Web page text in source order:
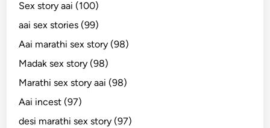
Sex story aai (100)
aai sex stories (99)
Aai marathi sex story (98)
Madak sex story (98)
Marathi sex story aai (98)
Aai incest (97)
desi marathi sex story (97)